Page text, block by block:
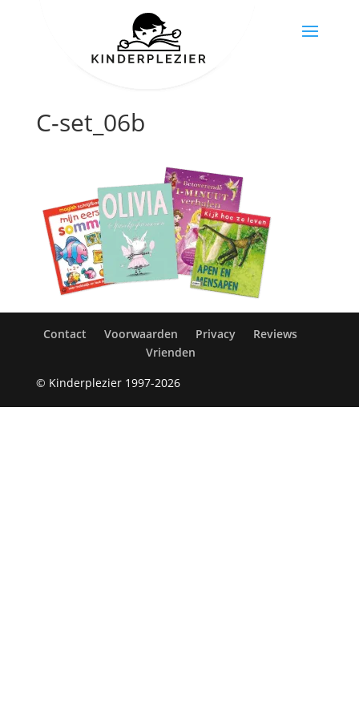
C-set_06b
Contact Voorwaarden Privacy
Reviews
Vrienden
© Kinderplezier 1997-2026